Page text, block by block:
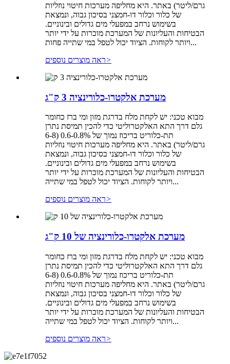
גרם/ליטר) באתר. היא מחליפה מערכות חיטוי נוזליות
של כלור וכלור דו-חמצני בסיכון גבוה, ונמצאת
בשימוש נרחב במפעלי מים גדולים ובינוניים.
הבטיחות והעליונות של המערכת מוכרות על ידי יותר
ויותר לקוחות. הציוד יכול לטפל במי שתייה פחות...
ראה מוצרים נוספים>
מערכת אלקטרו-כלורינציה 3 ק"ג
מבוא טכני: יש לקחת מלח בדרגת מזון ומי ברז כחומר
גלם דרך התא האלקטרוליטי כדי להכין תמיסת נתרן
תת-כלוריט בריכוז נמוך של 0.6-0.8% (6-8
גרם/ליטר) באתר. היא מחליפה מערכות חיטוי נוזליות
של כלור וכלור דו-חמצני בסיכון גבוה, ונמצאת
בשימוש נרחב במפעלי מים גדולים ובינוניים.
הבטיחות והעליונות של המערכת מוכרות על ידי יותר
ויותר לקוחות. הציוד יכול לטפל במי שתייה...
ראה מוצרים נוספים>
מערכת אלקטרו-כלורינציה של 10 ק"ג
מבוא טכני: יש לקחת מלח בדרגת מזון ומי ברז כחומר
גלם דרך התא האלקטרוליטי כדי להכין תמיסת נתרן
תת-כלוריט בריכוז נמוך של 0.6-0.8% (6-8
גרם/ליטר) באתר. היא מחליפה מערכות חיטוי נוזליות
של כלור וכלור דו-חמצני בסיכון גבוה, ונמצאת
בשימוש נרחב במפעלי מים גדולים ובינוניים.
הבטיחות והעליונות של המערכת מוכרות על ידי יותר
ויותר לקוחות. הציוד יכול לטפל במי שתייה...
ראה מוצרים נוספים>